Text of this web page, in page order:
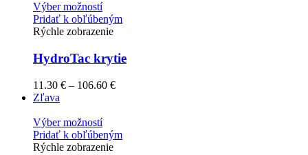
Výber možností
Pridať k obľúbeným
Rýchle zobrazenie
HydroTac krytie
11.30 € – 106.60 €
Zľava
Výber možností
Pridať k obľúbeným
Rýchle zobrazenie